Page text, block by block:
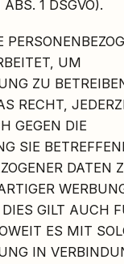
1 DSGVO).
UM
ZU
RECHT,
GEGEN DIE
SIE
DATEN
GILT AUCH
ES MIT
IN